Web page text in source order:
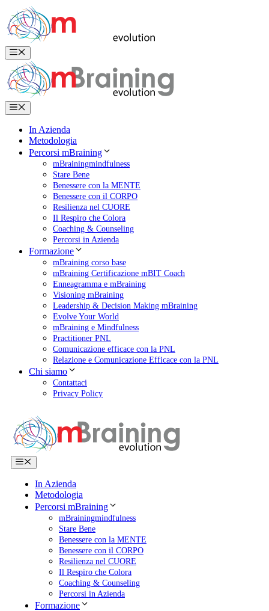
al
contenuto
Menu
Menu
In Azienda
Metodologia
Percorsi mBraining
mBrainingmindfulness
Stare Bene
Benessere con la MENTE
Benessere con il CORPO
Resilienza nel CUORE
Il Respiro che Colora
Coaching & Counseling
Percorsi in Azienda
Formazione
mBraining corso base
mBraining Certificazione mBIT Coach
Enneagramma e mBraining
Visioning mBraining
Leadership & Decision Making mBraining
Evolve Your World
mBraining e Mindfulness
Practitioner PNL
Comunicazione efficace con la PNL
Relazione e Comunicazione Efficace con la PNL
Chi siamo
Contattaci
Privacy Policy
Menu
In Azienda
Metodologia
Percorsi mBraining
mBrainingmindfulness
Stare Bene
Benessere con la MENTE
Benessere con il CORPO
Resilienza nel CUORE
Il Respiro che Colora
Coaching & Counseling
Percorsi in Azienda
Formazione